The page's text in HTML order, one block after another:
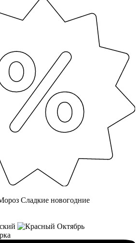
Сладкие новогодние